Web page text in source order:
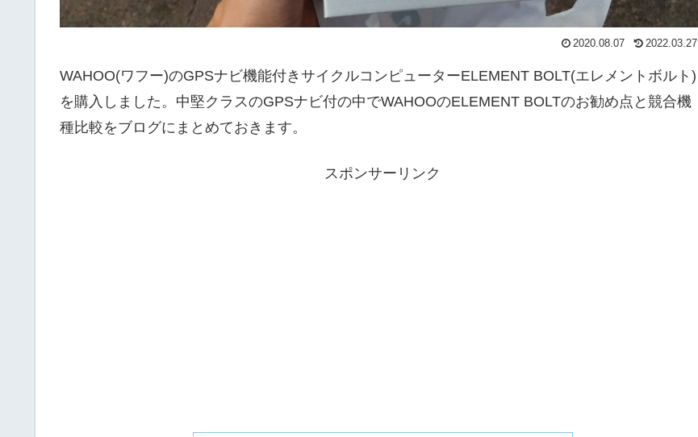
2020.08.07 2022.03.27
WAHOO(ワフー)のGPSナビ機能付きサイクルコンピューターELEMENT BOLT(エレメントボルト)
を購入しました。中堅クラスのGPSナビ付の中でWAHOOのELEMENT BOLTのお勧め点と競合機
種比較をブログにまとめておきます。
スポンサーリンク